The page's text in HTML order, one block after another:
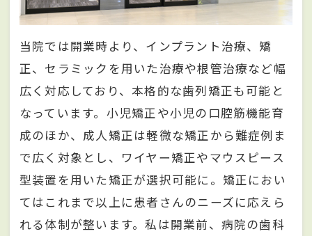
当院では開業時より、インプラント治療、矯
正、セラミックを用いた治療や根管治療など幅
広く対応しており、本格的な歯列矯正も可能と
なっています。小児矯正や小児の口腔筋機能育
成のほか、成人矯正は軽微な矯正から難症例ま
で広く対象とし、ワイヤー矯正やマウスピース
型装置を用いた矯正が選択可能に。矯正におい
てはこれまで以上に患者さんのニーズに応えら
れる体制が整います。私は開業前、病院の歯科